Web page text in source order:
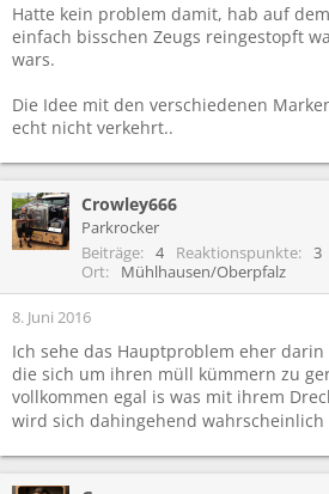
Hatte kein problem damit, hab auf
einfach bisschen Zeugs reingestopft
wars.
Die Idee mit den verschiedenen
echt nicht verkehrt..
Crowley666
Parkrocker
Beiträge
4 Reaktionspunkte 3
Ort
Mühlhausen/Oberpfalz
8. Juni 2016
Ich sehe das Hauptproblem eher
die sich um ihren müll kümmern zu
vollkommen egal is was mit ihrem
wird sich dahingehend wahrscheinlich